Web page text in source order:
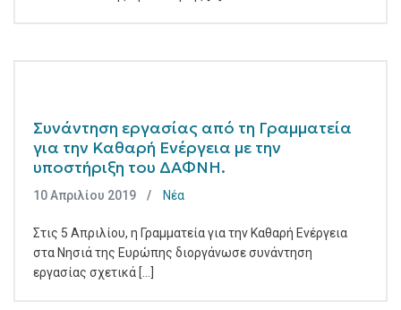
Συνάντηση εργασίας από τη Γραμματεία
για την Καθαρή Ενέργεια με την
υποστήριξη του ΔΑΦΝΗ.
10 Απριλίου 2019 Νέα
Στις 5 Απριλίου, η Γραμματεία για την Καθαρή Ενέργεια
στα Νησιά της Ευρώπης διοργάνωσε συνάντηση
εργασίας σχετικά [...]